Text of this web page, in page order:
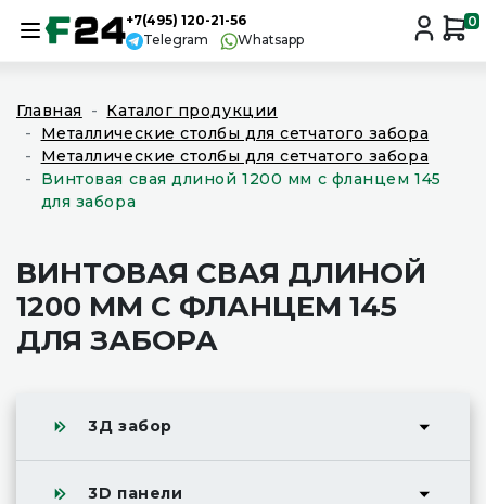
+7(495) 120-21-56
Telegram
Whatsapp
0
Главная
Каталог продукции
Металлические столбы для сетчатого забора
Металлические столбы для сетчатого забора
Винтовая свая длиной 1200 мм с фланцем 145
для забора
ВИНТОВАЯ СВАЯ ДЛИНОЙ
1200 ММ С ФЛАНЦЕМ 145
ДЛЯ ЗАБОРА
3Д забор
3D панели